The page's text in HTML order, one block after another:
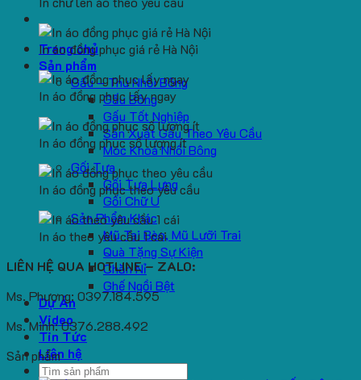
Trang chủ
Sản phẩm
Gấu – Thú Nhồi Bông
Gấu Bông
Gấu Tốt Nghiệp
Sản Xuất Gấu Theo Yêu Cầu
Móc Khoá Nhồi Bông
Gối Tựa
Gối Tựa Lưng
Gối Chữ U
Sản Phẩm Khác
Mũ Tai Bèo, Mũ Lưỡi Trai
Quà Tặng Sự Kiện
Chăn Nỉ
Ghế Ngồi Bệt
Dự Án
Video
Tin Tức
Liên hệ
Search
In áo đồng phục giá rẻ Hà Nội
In áo đồng phục lấy ngay
In áo đồng phục số lượng ít
In áo đồng phục theo yêu cầu
In áo theo yêu cầu 1 cái
LIÊN HỆ QUA HOTLINE – ZALO:
Ms. Phương: 0397.184.595
Ms. Minh: 0376.288.492
Sản phẩm